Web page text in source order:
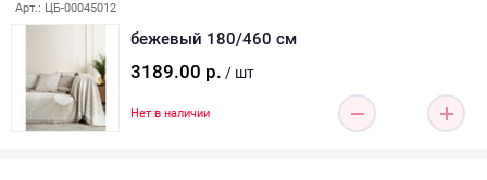
Арт.: ЦБ-00045012
бежевый 180/460 см
3189.00 р. / шт
Нет в наличии